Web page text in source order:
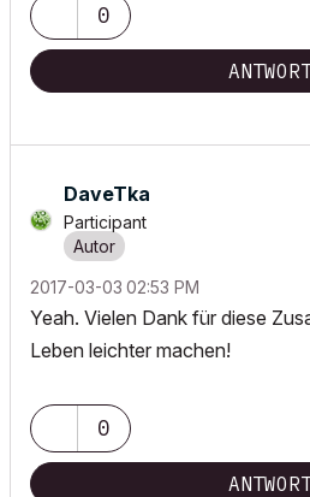
0
DaveTka
Participant
‎2017-03-03 02:53 PM
Yeah. Vielen Dank für diese
Leben leichter machen!
0